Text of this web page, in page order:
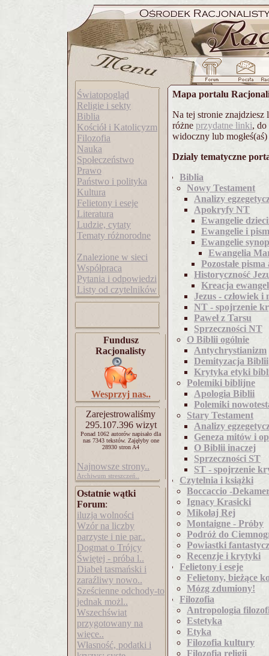
Światopogląd
Religie i sekty
Biblia
Kościół i Katolicyzm
Filozofia
Nauka
Społeczeństwo
Prawo
Państwo i polityka
Kultura
Felietony i eseje
Literatura
Ludzie, cytaty
Tematy różnorodne
Znalezione w sieci
Współpraca
Pytania i odpowiedzi
Listy od czytelników
Fundusz
Racjonalisty
Wesprzyj nas..
Zarejestrowaliśmy
295.107.396 wizyt
Ponad 1062 autorów napisało dla
nas 7343 tekstów. Zajęłyby one
28930 stron A4
Najnowsze strony..
Archiwum streszczeń..
Ostatnie wątki
Forum:
iluzja wolności
Wzór na liczby
parzyste i nie par..
Dogmat o Trójcy
Świętej - próba l..
Diabeł tasmański i
zaraźliwy nowo..
Sześcienne odchody-to
jednak możl..
Wszechświat
przygotowany na
więce..
Własność, podatki i
Mapa portalu
Na tej stronie znajdziesz
różne przydatne linki, do
widoczny lub
Dzialy tematyczne
Biblia
Nowy Testament
Analizy
Apokryfy NT
Ewangelie
Ewangelie i
Ewangelie
Ewangelia
Pozostałe
Historyczność
Kreacja
Jezus - człowiek i
NT - spojrzenie
Paweł z Tarsu
Sprzeczności NT
O Biblii ogólnie
Antychrystianizm
Demityzacja Biblii
Krytyka etyki
Polemiki biblijne
Apologia Biblii
Polemiki
Stary Testament
Analizy
Geneza mitów i
O Biblii inaczej
Sprzeczności ST
ST - spojrzenie
Czytelnia i książki
Boccaccio -
Ignacy Krasicki
Mikołaj Rej
Montaigne - Próby
Podróż do
Powiastki
Recenzje i krytyki
Felietony i eseje
Felietony, bieżące
Mózg zdumiony!
Filozofia
Antropologia
Estetyka
Etyka
Filozofia kultury
Filozofia religii